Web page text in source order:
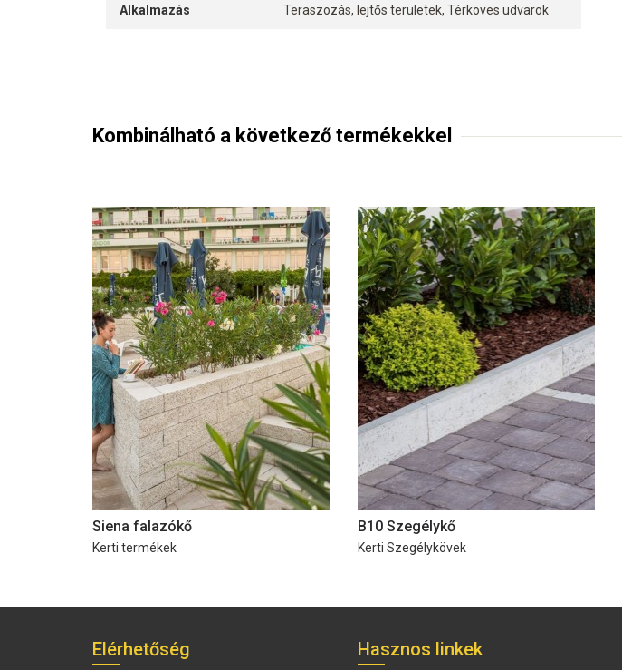
Alkalmazás Teraszozás, lejtős területek, Térköves udvarok
Kombinálható a következő termékekkel
Siena falazókő
Kerti termékek
B10 Szegélykő
Kerti Szegélykövek
Elérhetőség Hasznos linkek